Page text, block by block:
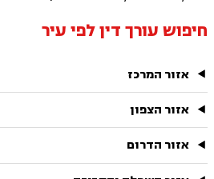
חיפוש עורך דין לפי עיר
אזור המרכז
אזור הצפון
אזור הדרום